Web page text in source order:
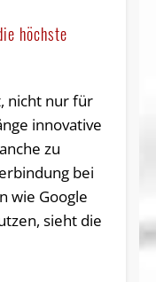
höchste
nicht nur für
innovative
zu
bei
wie Google
sieht die